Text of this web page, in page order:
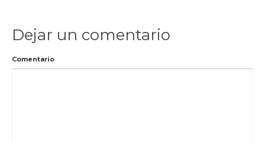
Dejar un comentario
Comentario